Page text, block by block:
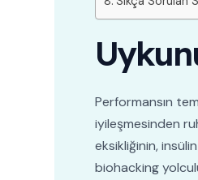
Performansın
iyileşmesinden
eksikliğinin,
biohacking